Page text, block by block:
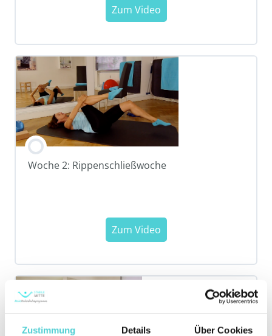
Zustimmung Details Über Cookies
Woche 2: Rippenschließwoche